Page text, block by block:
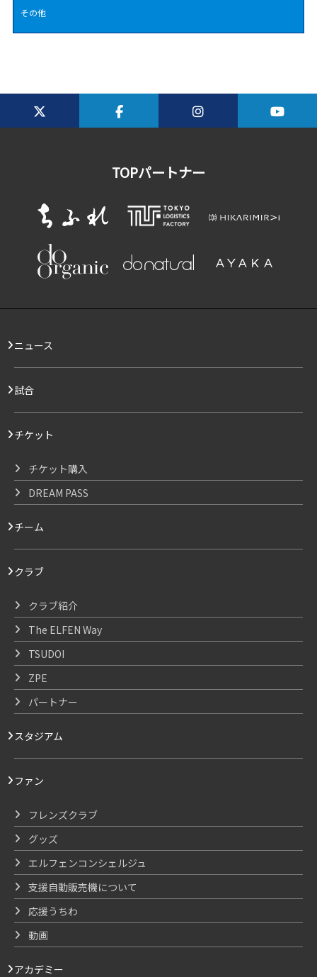
その他
TOPパートナー
ニュース
試合
チケット
チケット購入
DREAM PASS
チーム
クラブ
クラブ紹介
The ELFEN Way
TSUDOI
ZPE
パートナー
スタジアム
ファン
フレンズクラブ
グッズ
エルフェンコンシェルジュ
支援自動販売機について
応援うちわ
動画
アカデミー